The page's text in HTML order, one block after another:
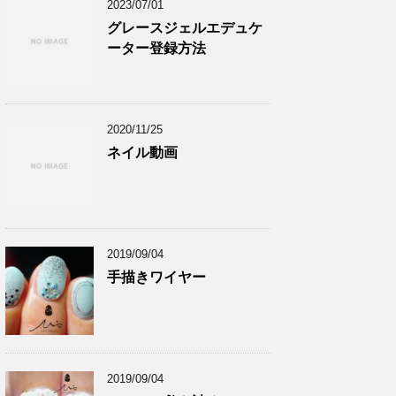
2023/07/01
グレースジェルエデュケ
ーター登録方法
2020/11/25
ネイル動画
2019/09/04
手描きワイヤー
2019/09/04